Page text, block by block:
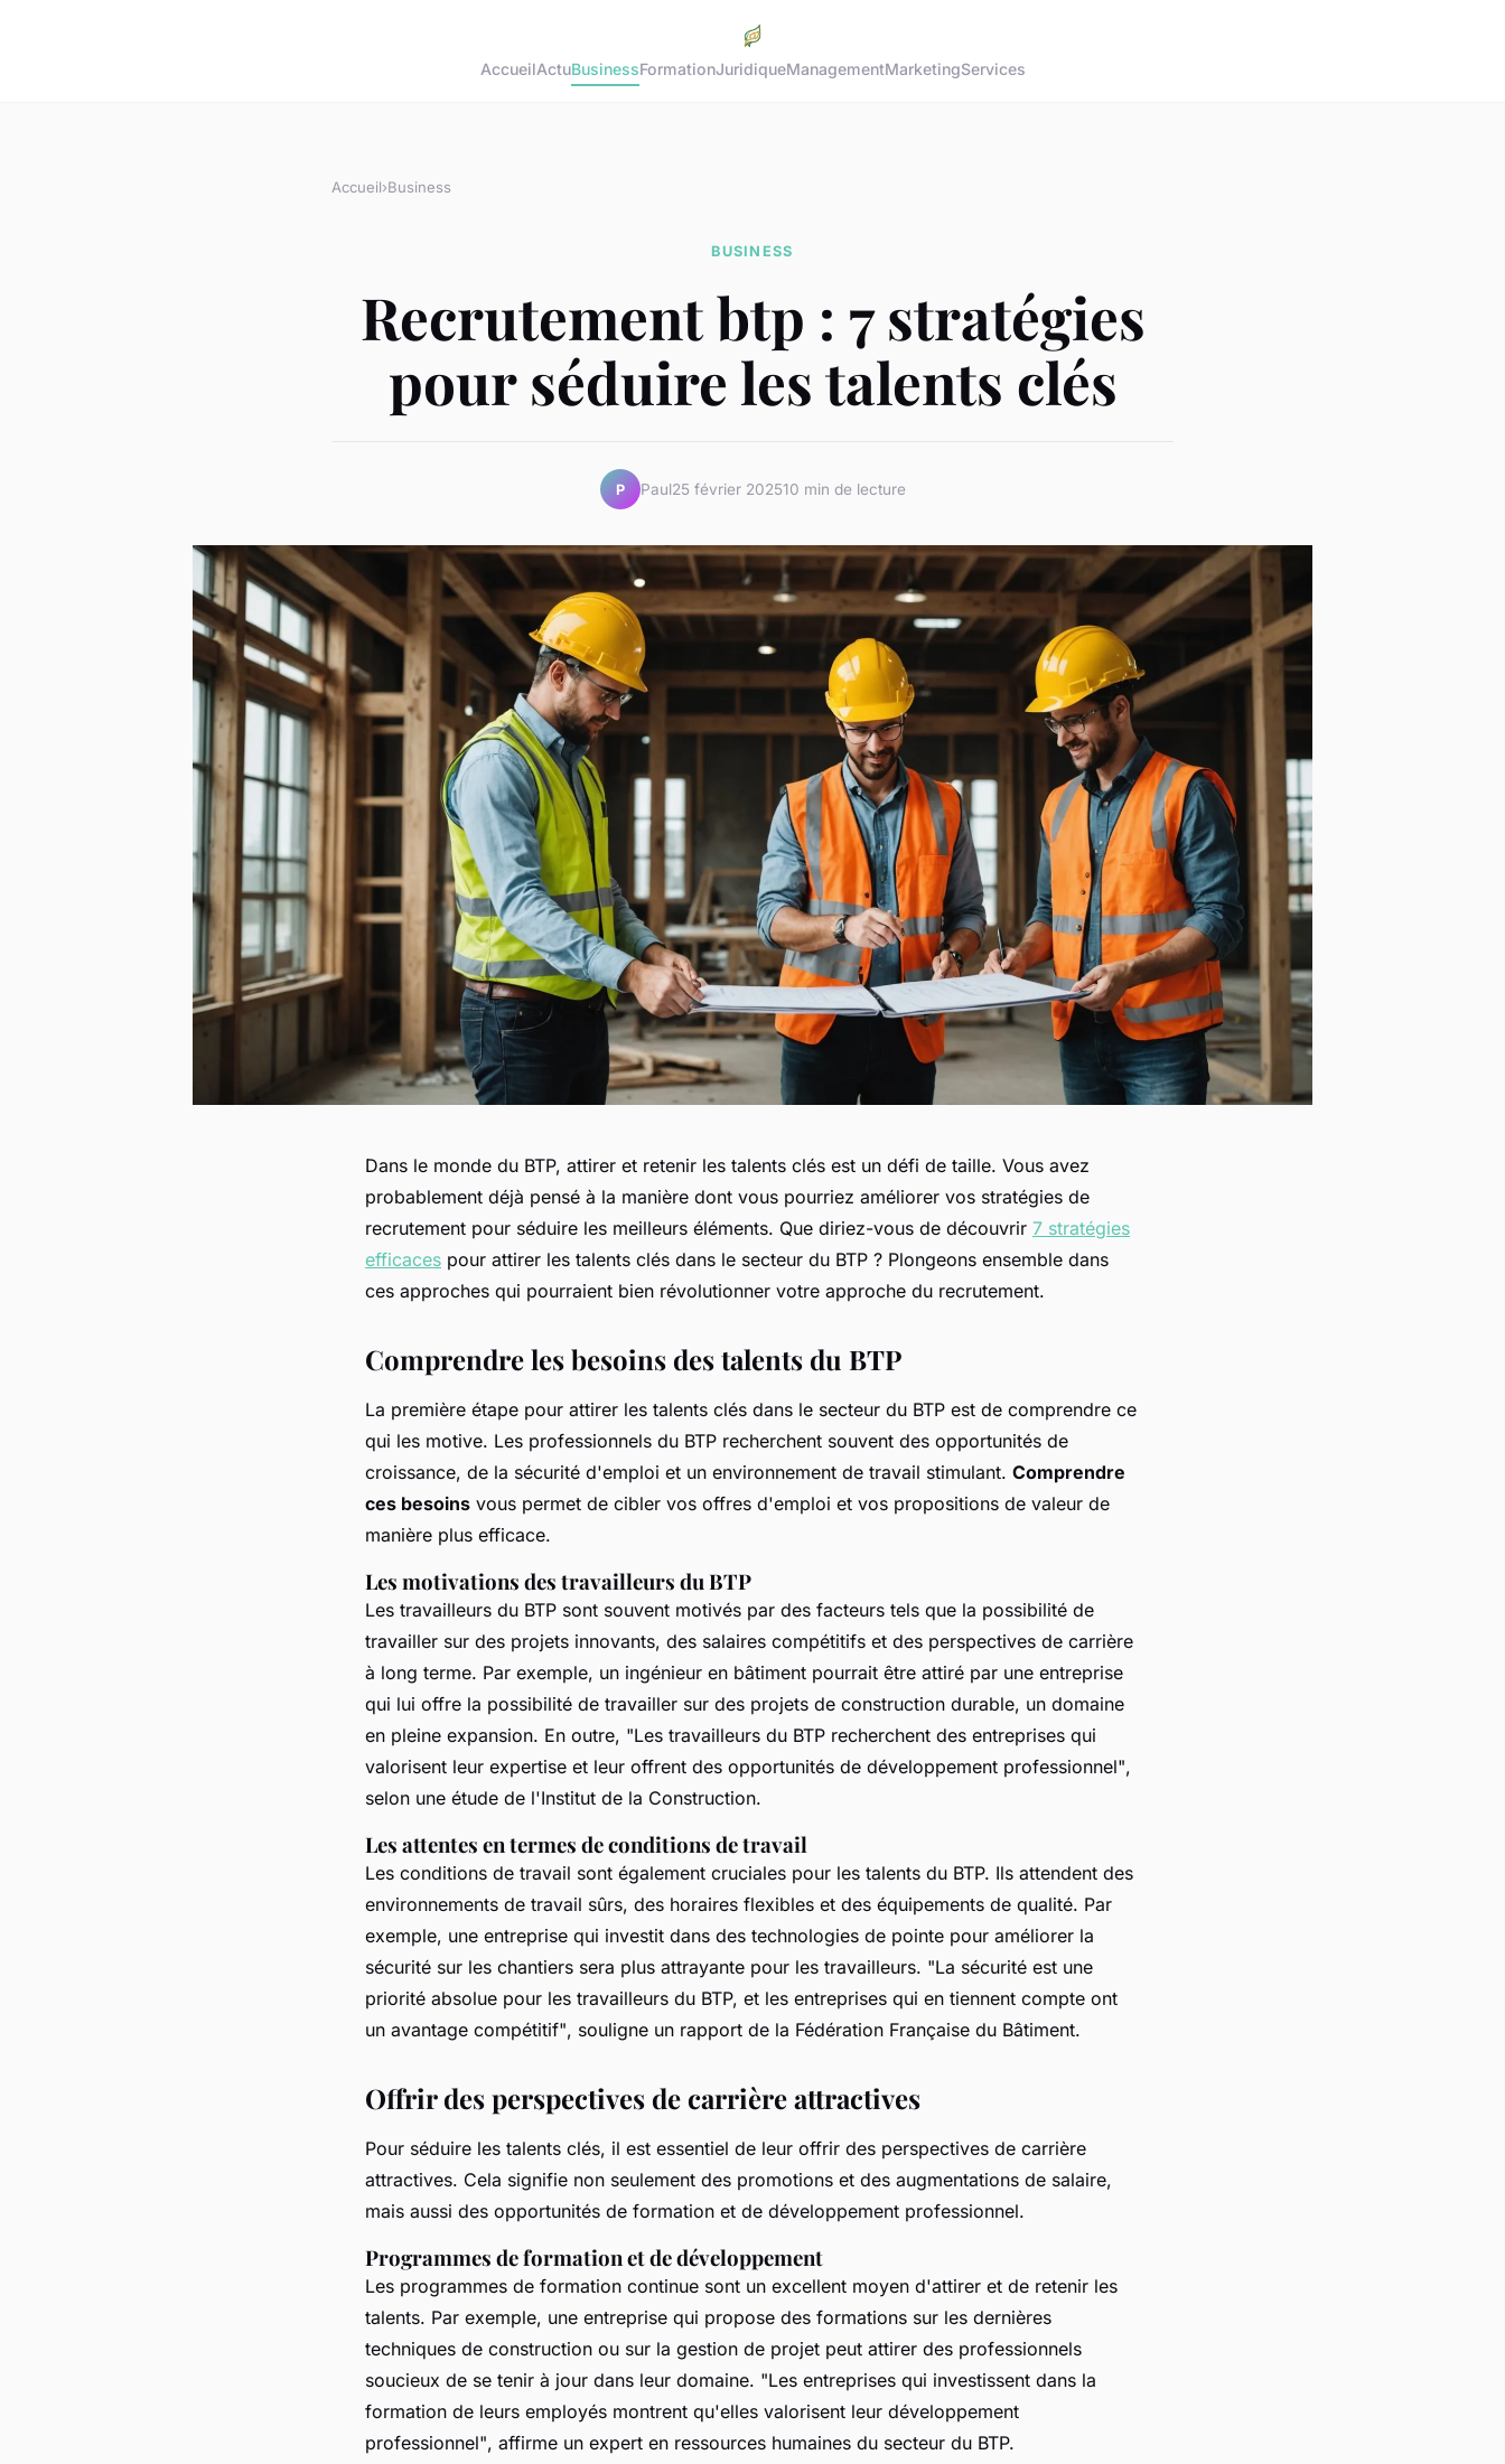
AccueilActuBusinessFormationJuridiqueManagementMarketingServices
Accueil›Business
BUSINESS
Recrutement btp : 7 stratégies
pour séduire les talents clés
P Paul25 février 202510 min de lecture
Dans le monde du BTP, attirer et retenir les talents clés est un défi de taille. Vous avez
probablement déjà pensé à la manière dont vous pourriez améliorer vos stratégies de
recrutement pour séduire les meilleurs éléments. Que diriez-vous de découvrir 7 stratégies
efficaces pour attirer les talents clés dans le secteur du BTP ? Plongeons ensemble dans
ces approches qui pourraient bien révolutionner votre approche du recrutement.
Comprendre les besoins des talents du BTP
La première étape pour attirer les talents clés dans le secteur du BTP est de comprendre ce
qui les motive. Les professionnels du BTP recherchent souvent des opportunités de
croissance, de la sécurité d'emploi et un environnement de travail stimulant. Comprendre
ces besoins vous permet de cibler vos offres d'emploi et vos propositions de valeur de
manière plus efficace.
Les motivations des travailleurs du BTP
Les travailleurs du BTP sont souvent motivés par des facteurs tels que la possibilité de
travailler sur des projets innovants, des salaires compétitifs et des perspectives de carrière
à long terme. Par exemple, un ingénieur en bâtiment pourrait être attiré par une entreprise
qui lui offre la possibilité de travailler sur des projets de construction durable, un domaine
en pleine expansion. En outre, "Les travailleurs du BTP recherchent des entreprises qui
valorisent leur expertise et leur offrent des opportunités de développement professionnel",
selon une étude de l'Institut de la Construction.
Les attentes en termes de conditions de travail
Les conditions de travail sont également cruciales pour les talents du BTP. Ils attendent des
environnements de travail sûrs, des horaires flexibles et des équipements de qualité. Par
exemple, une entreprise qui investit dans des technologies de pointe pour améliorer la
sécurité sur les chantiers sera plus attrayante pour les travailleurs. "La sécurité est une
priorité absolue pour les travailleurs du BTP, et les entreprises qui en tiennent compte ont
un avantage compétitif", souligne un rapport de la Fédération Française du Bâtiment.
Offrir des perspectives de carrière attractives
Pour séduire les talents clés, il est essentiel de leur offrir des perspectives de carrière
attractives. Cela signifie non seulement des promotions et des augmentations de salaire,
mais aussi des opportunités de formation et de développement professionnel.
Programmes de formation et de développement
Les programmes de formation continue sont un excellent moyen d'attirer et de retenir les
talents. Par exemple, une entreprise qui propose des formations sur les dernières
techniques de construction ou sur la gestion de projet peut attirer des professionnels
soucieux de se tenir à jour dans leur domaine. "Les entreprises qui investissent dans la
formation de leurs employés montrent qu'elles valorisent leur développement
professionnel", affirme un expert en ressources humaines du secteur du BTP.